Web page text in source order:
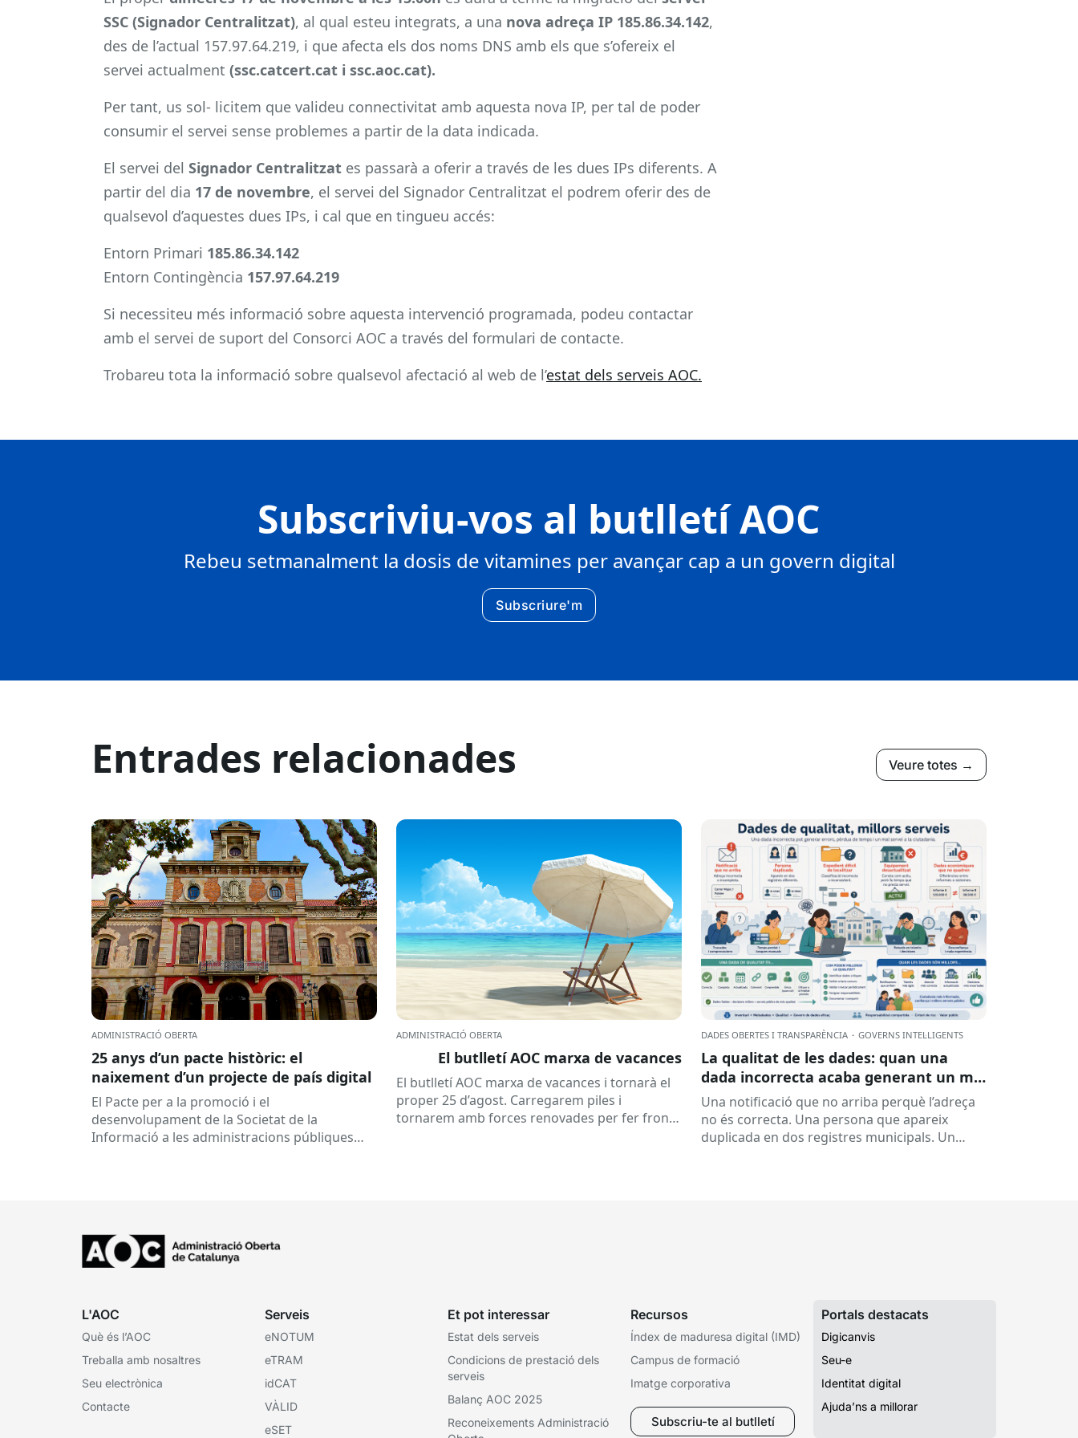
SSC (Signador Centralitzat), al qual esteu integrats, a una nova adreça IP 185.86.34.142,
des de l’actual 157.97.64.219, i que afecta els dos noms DNS amb els que s’ofereix el
servei actualment (ssc.catcert.cat i ssc.aoc.cat).
Per tant, us sol- licitem que valideu connectivitat amb aquesta nova IP, per tal de poder
consumir el servei sense problemes a partir de la data indicada.
El servei del Signador Centralitzat es passarà a oferir a través de les dues IPs diferents. A
partir del dia 17 de novembre, el servei del Signador Centralitzat el podrem oferir des de
qualsevol d’aquestes dues IPs, i cal que en tingueu accés:
Entorn Primari 185.86.34.142
Entorn Contingència 157.97.64.219
Si necessiteu més informació sobre aquesta intervenció programada, podeu contactar
amb el servei de suport del Consorci AOC a través del formulari de contacte.
Trobareu tota la informació sobre qualsevol afectació al web de l’estat dels serveis AOC.
Subscriviu-vos al butlletí AOC
Rebeu setmanalment la dosis de vitamines per avançar cap a un govern digital
Subscriure'm
Entrades relacionades Veure totes →
ADMINISTRACIÓ OBERTA
25 anys d’un pacte històric: el
naixement d’un projecte de país digital
El Pacte per a la promoció i el
desenvolupament de la Societat de la
Informació a les administracions públiques
ADMINISTRACIÓ OBERTA
El butlletí AOC marxa de vacances
El butlletí AOC marxa de vacances i tornarà el
proper 25 d’agost. Carregarem piles i
tornarem amb forces renovades per fer front
DADES OBERTES I TRANSPARÈNCIA · GOVERNS INTEL·LIGENTS
La qualitat de les dades: quan una
dada incorrecta acaba generant un mal
servei
Una notificació que no arriba perquè l’adreça
no és correcta. Una persona que apareix
duplicada en dos registres municipals. Un
L'AOC
Què és l’AOC
Treballa amb nosaltres
Seu electrònica
Contacte
Serveis
eNOTUM
eTRAM
idCAT
VÀLID
eSET
Et pot interessar
Estat dels serveis
Condicions de prestació dels
serveis
Balanç AOC 2025
Reconeixements Administració
Recursos
Índex de maduresa digital (IMD)
Campus de formació
Imatge corporativa
Subscriu-te al butlletí
Portals destacats
Digicanvis
Seu-e
Identitat digital
Ajuda’ns a millorar